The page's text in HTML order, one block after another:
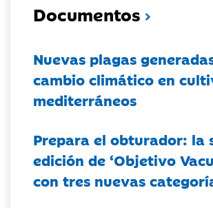
Documentos
Nuevas plagas
cambio climático en
mediterráneos
Prepara el obturador: la
edición de ‘Objetivo
con tres nuevas